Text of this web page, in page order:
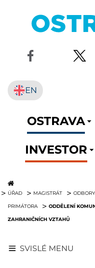
EN
OSTRAVA
INVESTOR
ÚŘAD MAGISTRÁT
PRIMÁTORA
ODDĚLENÍ
ZAHRANIČNÍCH VZTAHŮ
SVISLÉ MENU